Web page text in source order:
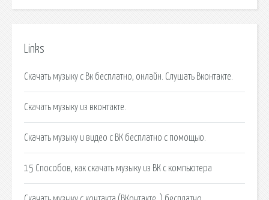
Links
Скачать музыку с Вк бесплатно, онлайн. Слушать Вконтакте.
Скачать музыку из вконтакте.
Скачать музыку и видео с ВК бесплатно с помощью.
15 Способов, как скачать музыку из ВК с компьютера